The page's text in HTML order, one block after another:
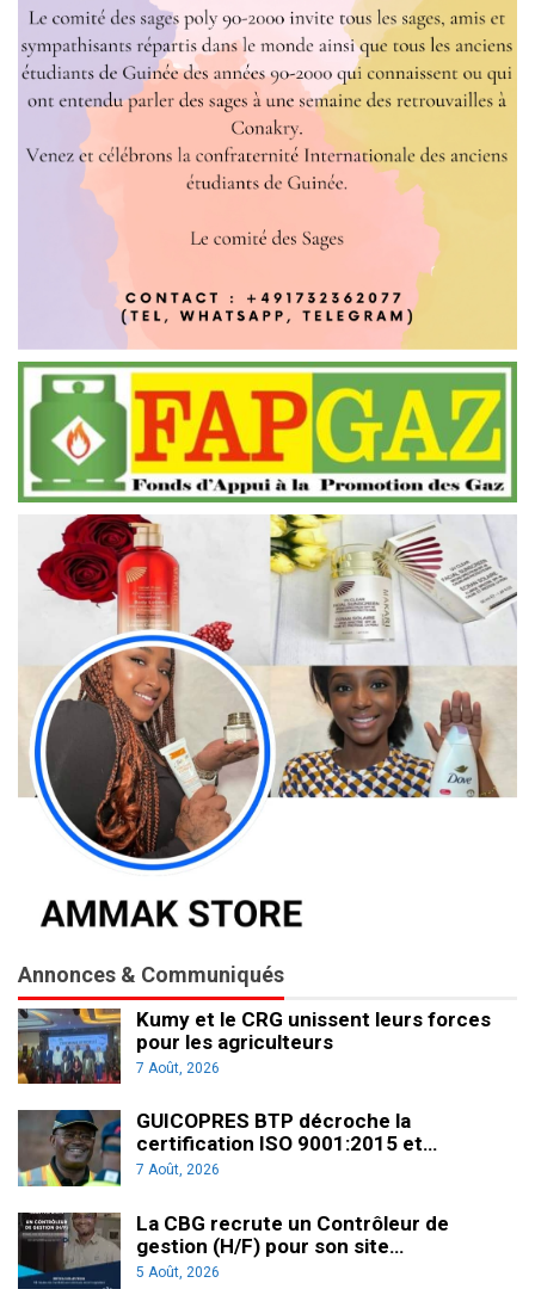
Annonces & Communiqués
Kumy et le CRG unissent leurs forces
pour les agriculteurs
7 Août, 2026
GUICOPRES BTP décroche la
certification ISO 9001:2015 et…
7 Août, 2026
La CBG recrute un Contrôleur de
gestion (H/F) pour son site…
5 Août, 2026